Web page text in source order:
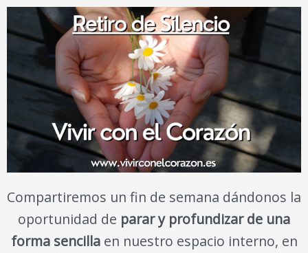
Compartiremos un fin de semana dándonos la
oportunidad de parar y profundizar de una
forma sencillaen nuestro espacio interno, en